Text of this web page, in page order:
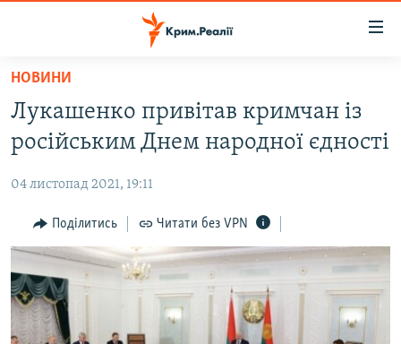
Перейти
основного
матеріалу
Перейти
до
навігації
Перейти
до
пошуку
ВОДА.КРИМ
ВІДЕО ТА ФОТО
ПОЛІТИКА
БЛОГИ
ПОГЛЯД
ІНТЕРВ'Ю
ВСЕ ЗА ДЕНЬ
НОВИНИ
Лукашенко привітав кримчан із
російським Днем народної єдності
04 листопад 2021, 19:11
Поділитись Читати без VPN